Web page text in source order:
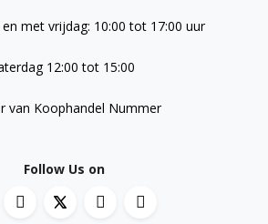
met vrijdag: 10:00 tot 17:00 uur
12:00 tot 15:00
van Koophandel Nummer
Follow Us on